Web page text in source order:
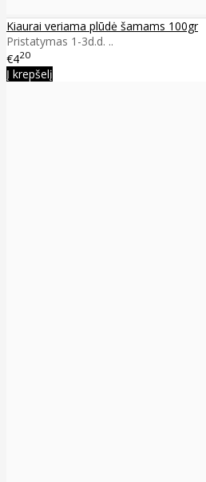
Kiaurai veriama plūdė šamams 100gr
Pristatymas 1-3d.d. ..
€420
Į krepšelį